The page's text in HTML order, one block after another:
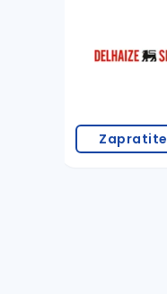
Zapratite